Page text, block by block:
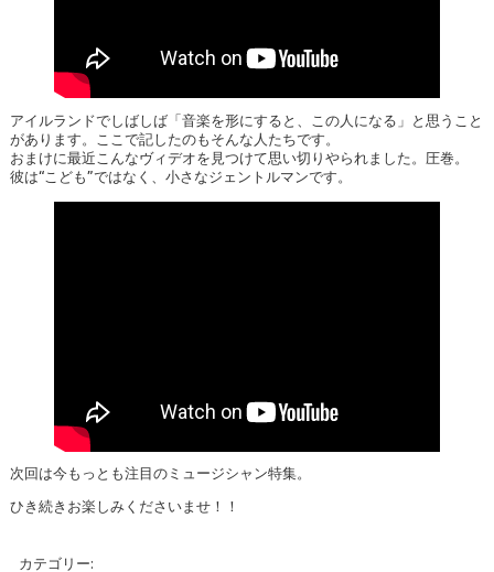
アイルランドでしばしば「音楽を形にすると、この人になる」と思うこと
があります。ここで記したのもそんな人たちです。
おまけに最近こんなヴィデオを見つけて思い切りやられました。圧巻。
彼は“こども”ではなく、小さなジェントルマンです。
次回は今もっとも注目のミュージシャン特集。
ひき続きお楽しみくださいませ！！
カテゴリー: